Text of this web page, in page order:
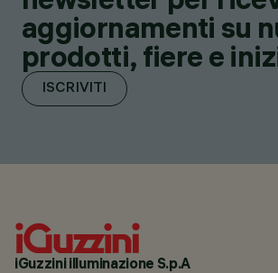
aggiornamenti su
prodotti, fiere e
ISCRIVITI
iGuzzini illuminazione S.p.A